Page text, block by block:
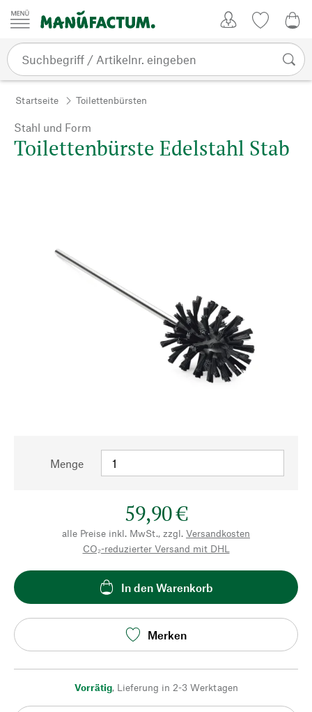
Zum Inhalt springen
Startseite Toilettenbürsten
Stahl und Form
Toilettenbürste Edelstahl Stab
Menge
59,90 €
alle Preise inkl. MwSt., zzgl. Versandkosten
CO₂-reduzierter Versand mit DHL
In den Warenkorb
Merken
Vorrätig, Lieferung in 2-3 Werktagen